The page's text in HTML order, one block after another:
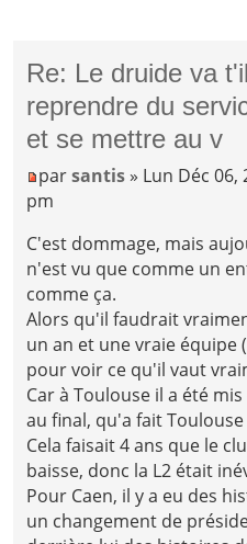
Re: Le druide va t'il
reprendre du
et se mettre au v
parsantis » Lun Déc 06,
pm
C'est dommage, mais
n'est vu que comme un
comme ça.
Alors qu'il faudrait
un an et une vraie équipe
pour voir ce qu'il vaut
Car à Toulouse il a été
au final, qu'a fait
Cela faisait 4 ans que le
baisse, donc la L2 était
Pour Caen, il y a eu des
un changement de